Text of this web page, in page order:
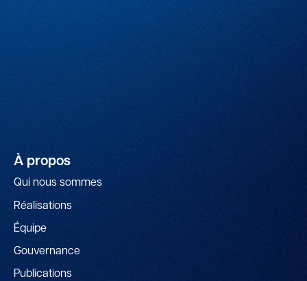
À propos
Qui nous sommes
Réalisations
Équipe
Gouvernance
Publications